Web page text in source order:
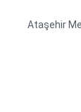
Ataşehir